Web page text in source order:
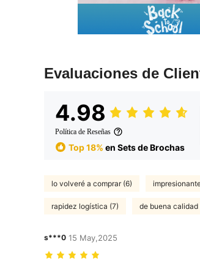
Evaluaciones de
4.98
Política de Reseñas
Top 18% en Sets de Brochas
lo volveré a comprar (6)
rapidez logística (7) de buena calidad
s***0 15 May,2025